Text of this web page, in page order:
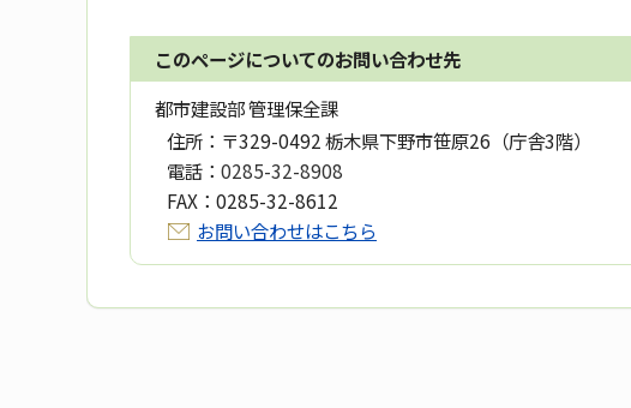
このページについてのお問い合わせ先
都市建設部 管理保全課
住所： 〒329-0492 栃木県下野市笹原26（庁舎3階）
電話： 0285-32-8908
FAX： 0285-32-8612
お問い合わせはこちら